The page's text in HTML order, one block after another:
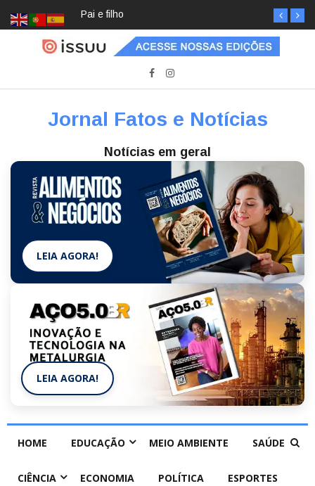
Pai e filho
Jornal Fatos e Notícias
Notícias em geral
LEIA AGORA!
LEIA AGORA!
HOME EDUCAÇÃO MEIO AMBIENTE SAÚDE
CIÊNCIA ECONOMIA POLÍTICA ESPORTES